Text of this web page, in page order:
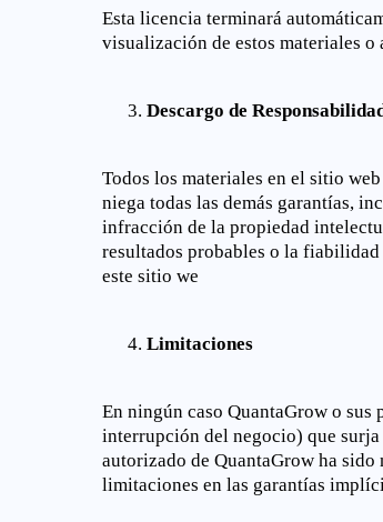
Esta licencia terminará
visualización de estos materiales
Descargo de
Todos los materiales en el sitio
niega todas las demás garantías,
infracción de la propiedad
resultados probables o la
este sitio we
Limitaciones
En ningún caso QuantaGrow o sus
interrupción del negocio) que
autorizado de QuantaGrow ha
limitaciones en las garantías